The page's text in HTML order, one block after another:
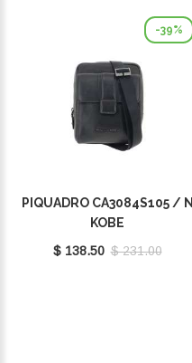
-39%
PIQUADRO CA3084S105 / N
KOBE
$ 138.50 $ 231.00